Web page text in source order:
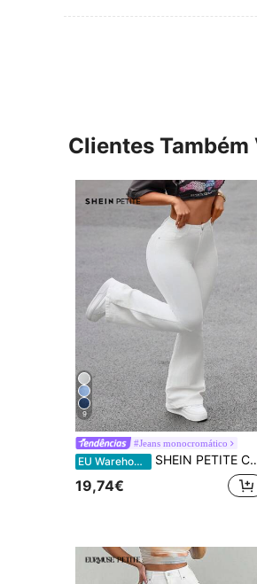
Clientes Também
9
#Jeans monocromático
EU Warehouse SHEIN PETITE Calças de ganga flare slim fit de cor lisa casuais para mulher, para mulheres petite
19,74€